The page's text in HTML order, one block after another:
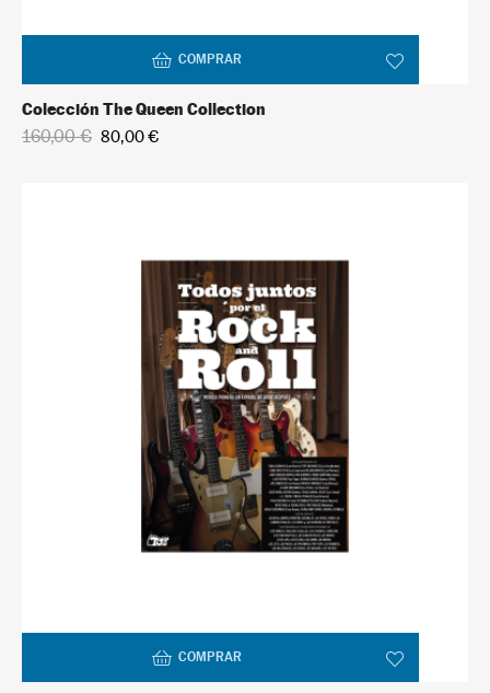
COMPRAR
Colección The Queen Collection
160,00 € 80,00 €
COMPRAR